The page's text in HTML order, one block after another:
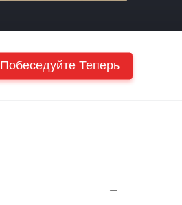
Побеседуйте Теперь